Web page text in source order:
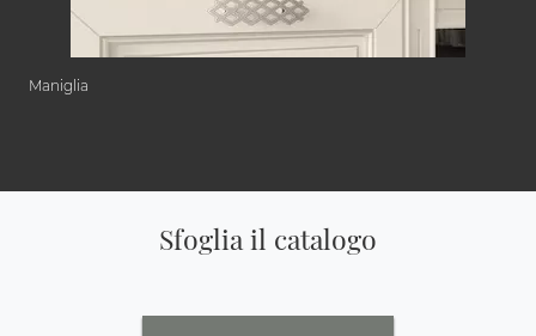
Maniglia
Sfoglia il catalogo